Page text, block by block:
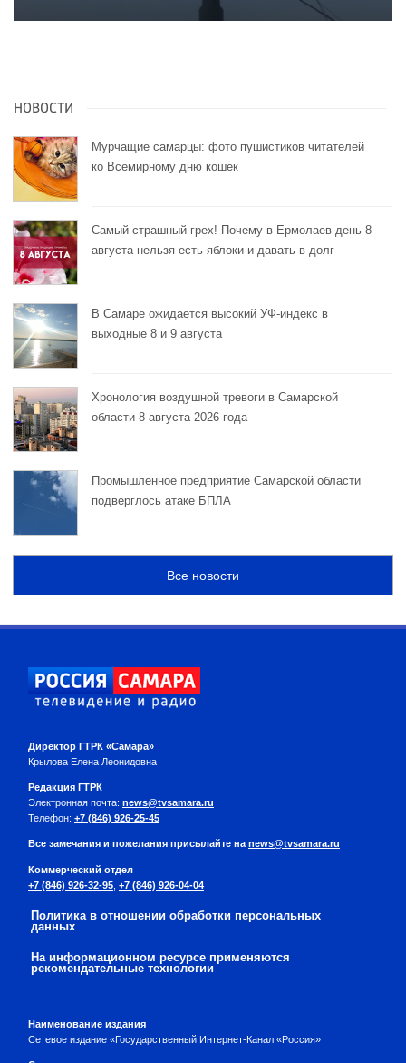
НОВОСТИ
Мурчащие самарцы: фото пушистиков читателей
ко Всемирному дню кошек
Самый страшный грех! Почему в Ермолаев день 8
августа нельзя есть яблоки и давать в долг
В Самаре ожидается высокий УФ-индекс в
выходные 8 и 9 августа
Хронология воздушной тревоги в Самарской
области 8 августа 2026 года
Промышленное предприятие Самарской области
подверглось атаке БПЛА
Все новости
Директор ГТРК «Самара»
Крылова Елена Леонидовна
Редакция ГТРК
Электронная почта: news@tvsamara.ru
Телефон: +7 (846) 926-25-45
Все замечания и пожелания присылайте наnews@tvsamara.ru
Коммерческий отдел
+7 (846) 926-32-95 +7 (846) 926-04-04
Политика в отношении обработки персональных
данных
На информационном ресурсе применяются
рекомендательные технологии
Наименование издания
Сетевое издание «Государственный Интернет-Канал «Россия»